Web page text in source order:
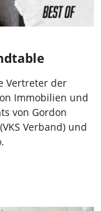
Vertreter der
Immobilien und
von Gordon
Verband) und